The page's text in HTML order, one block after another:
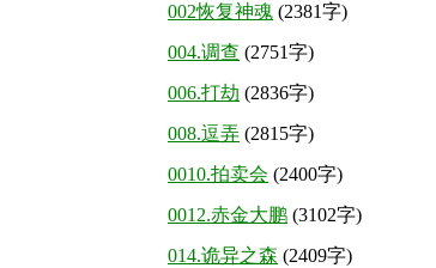
002恢复神魂 (2381字)
004.调查 (2751字)
006.打劫 (2836字)
008.逗弄 (2815字)
0010.拍卖会 (2400字)
0012.赤金大鹏 (3102字)
014.诡异之森 (2409字)